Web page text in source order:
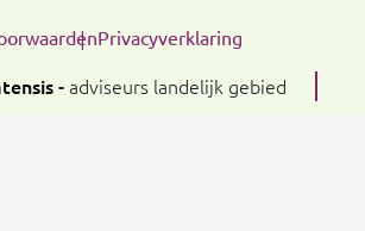
-adviseurs landelijk gebied
Privacyverklaring